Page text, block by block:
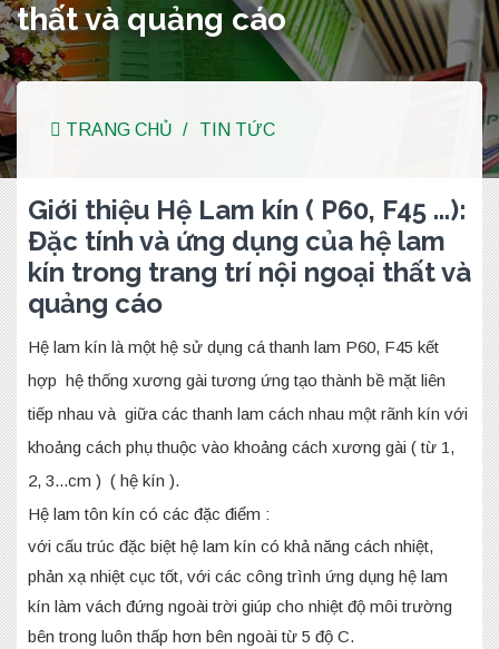
thất và quảng cáo
TRANG CHỦ TIN TỨC
Giới thiệu Hệ Lam kín ( P60, F45 ...):
Đặc tính và ứng dụng của hệ lam
kín trong trang trí nội ngoại thất và
quảng cáo
Hệ lam kín là một hệ sử dụng cá thanh lam P60, F45 kết
hợp hệ thống xương gài tương ứng tạo thành bề mặt liên
tiếp nhau và giữa các thanh lam cách nhau một rãnh kín với
khoảng cách phụ thuộc vào khoảng cách xương gài ( từ 1,
2, 3...cm ) ( hệ kín ).
Hệ lam tôn kín có các đặc điểm :
với cấu trúc đặc biệt hệ lam kín có khả năng cách nhiệt,
phản xạ nhiệt cục tốt, với các công trình ứng dụng hệ lam
kín làm vách đứng ngoài trời giúp cho nhiệt độ môi trường
bên trong luôn thấp hơn bên ngoài từ 5 độ C.